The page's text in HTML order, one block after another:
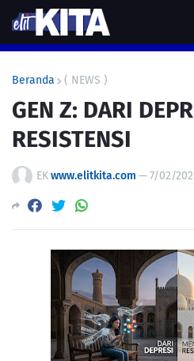
Beranda ( NEWS )
GEN Z: DARI
RESISTENSI
EKwww.elitkita.com —7/02/